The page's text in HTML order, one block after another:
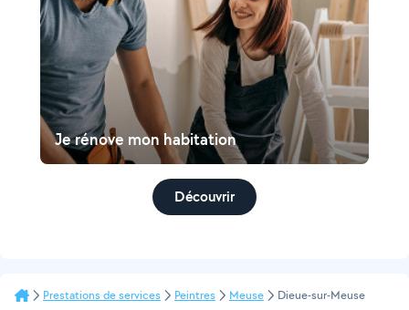
Je rénove mon habitation
Découvrir
Prestations de services Peintres Meuse Dieue-sur-Meuse